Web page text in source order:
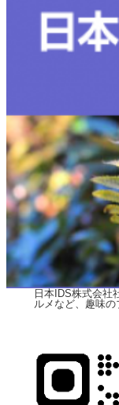
日本IDS株式会社
ルメなど、趣味の